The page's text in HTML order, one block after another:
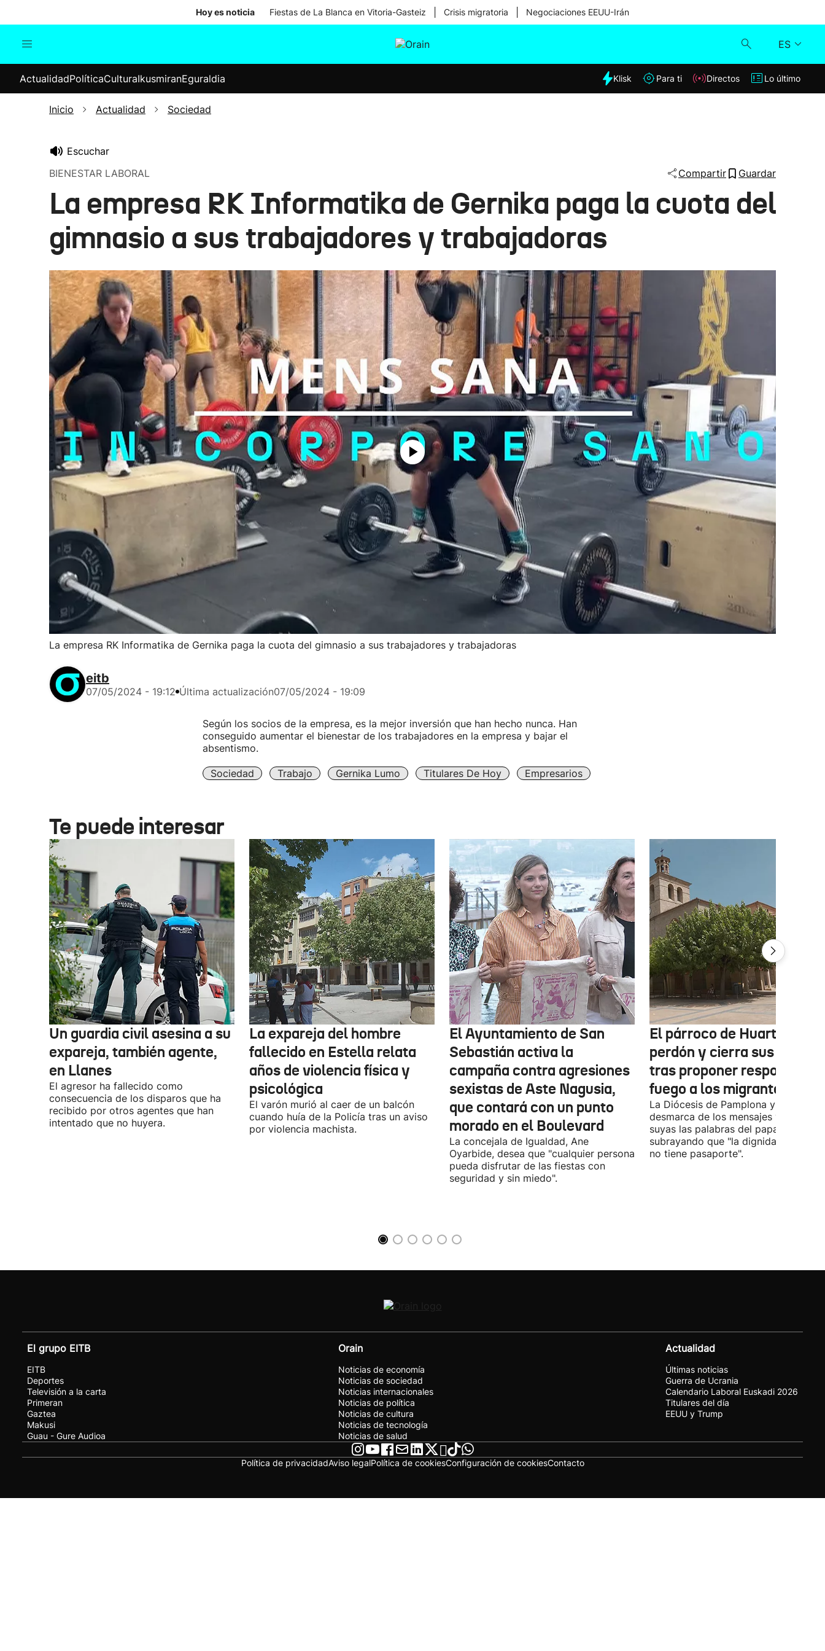
Hoy es noticia Fiestas de La Blanca en Vitoria-Gasteiz Crisis migratoria Negociaciones EEUU-Irán
ES
Internacional
Elecciones
Klisk
Lo último
ActualidadPolíticaCulturaIkusmiranEguraldia Klisk Para ti Directos Lo último
Inicio Actualidad Sociedad
Escuchar
BIENESTAR LABORAL
Compartir Guardar
La empresa RK Informatika de Gernika paga la cuota del
gimnasio a sus trabajadores y trabajadoras
La empresa RK Informatika de Gernika paga la cuota del gimnasio a sus trabajadores y trabajadoras
eitb
07/05/2024 - 19:12 Última actualización07/05/2024 - 19:09
Según los socios de la empresa, es la mejor inversión que han hecho nunca. Han
conseguido aumentar el bienestar de los trabajadores en la empresa y bajar el
absentismo.
Sociedad Trabajo Gernika Lumo Titulares De Hoy Empresarios
Te puede interesar
Un guardia civil asesina a su
expareja, también agente,
en Llanes
El agresor ha fallecido como
consecuencia de los disparos que ha
recibido por otros agentes que han
intentado que no huyera.
La expareja del hombre
fallecido en Estella relata
años de violencia física y
psicológica
El varón murió al caer de un balcón
cuando huía de la Policía tras un aviso
por violencia machista.
El Ayuntamiento de San
Sebastián activa la
campaña contra agresiones
sexistas de Aste Nagusia,
que contará con un punto
morado en el Boulevard
La concejala de Igualdad, Ane
Oyarbide, desea que "cualquier persona
pueda disfrutar de las fiestas con
seguridad y sin miedo".
El párroco de Huarte pide
perdón y cierra sus redes
tras proponer responder
fuego a los migrantes
La Diócesis de Pamplona y Tudela se
desmarca de los mensajes y hace
suyas las palabras del papa
subrayando que "la dignidad humana
no tiene pasaporte".
El grupo EITB
EITB
Deportes
Televisión a la carta
Primeran
Gaztea
Makusi
Guau - Gure Audioa
Orain
Noticias de economía
Noticias de sociedad
Noticias internacionales
Noticias de política
Noticias de cultura
Noticias de tecnología
Noticias de salud
Actualidad
Últimas noticias
Guerra de Ucrania
Calendario Laboral Euskadi 2026
Titulares del día
EEUU y Trump
Política de privacidadAviso legalPolítica de cookiesConfiguración de cookiesContacto